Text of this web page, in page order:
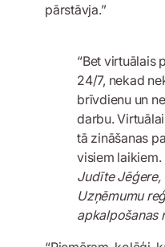
pārstāvja.”
“Bet virtuālais
24/7, nekad
brīvdienu un
darbu.
tā zināšanas
visiem laikiem.
Judīte Jēģere,
Uzņēmumu
apkalpošanas